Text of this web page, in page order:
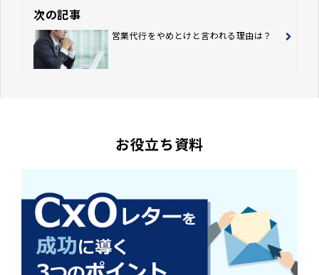
次の記事
営業代行をやめとけと言われる理由は？
お役立ち資料